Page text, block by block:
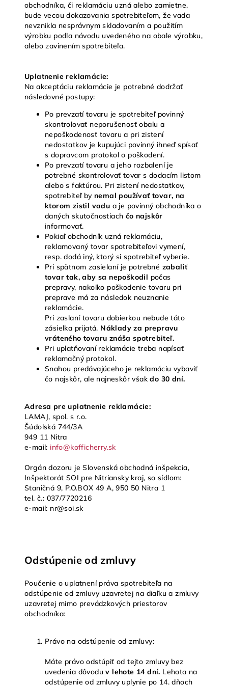
obchodníka, či reklamáciu uzná alebo zamietne,
bude vecou dokazovania spotrebiteľom, že vada
nevznikla nesprávnym skladovaním a použitím
výrobku podľa návodu uvedeného na obale výrobku,
alebo zavinením spotrebiteľa.
Uplatnenie reklamácie:
Na akceptáciu reklamácie je potrebné dodržať
následovné postupy:
Po prevzatí tovaru je spotrebiteľ povinný
skontrolovať neporušenosť obalu a
nepoškodenosť tovaru a pri zistení
nedostatkov je kupujúci povinný ihneď spísať
s dopravcom protokol o poškodení.
Po prevzatí tovaru a jeho rozbalení je
potrebné skontrolovať tovar s dodacím listom
alebo s faktúrou. Pri zistení nedostatkov,
spotrebiteľ bynemal používať tovar, na
ktorom zistil vadu a je povinný obchodníka o
daných skutočnostiach čo najskôr
informovať.
Pokiaľ obchodník uzná reklamáciu,
reklamovaný tovar spotrebiteľovi vymení,
resp. dodá iný, ktorý si spotrebiteľ vyberie.
Pri spätnom zasielaní je potrebné zabaliť
tovar tak, aby sa nepoškodil počas
prepravy, nakoľko poškodenie tovaru pri
preprave má za následok neuznanie
reklamácie.
Pri zaslaní tovaru dobierkou nebude táto
zásielka prijatá. Náklady za prepravu
vráteného tovaru znáša spotrebiteľ.
Pri uplatňovaní reklamácie treba napísať
reklamačný protokol.
Snahou predávajúceho je reklamáciu vybaviť
čo najskôr, ale najneskôr všakdo 30 dní.
Adresa pre uplatnenie reklamácie:
LAMAJ, spol. s r.o.
Šúdolská 744/3A
949 11 Nitra
e-mail: info@kofficherry.sk
Orgán dozoru je Slovenská obchodná inšpekcia,
Inšpektorát SOI pre Nitriansky kraj, so sídlom:
Staničná 9, P.O.BOX 49 A, 950 50 Nitra 1
tel. č.: 037/7720216
e-mail: nr@soi.sk
Odstúpenie od zmluvy
Poučenie o uplatnení práva spotrebiteľa na
odstúpenie od zmluvy uzavretej na diaľku a zmluvy
uzavretej mimo prevádzkových priestorov
obchodníka:
Právo na odstúpenie od zmluvy:
Máte právo odstúpiť od tejto zmluvy bez
uvedenia dôvoduv lehote 14 dní. Lehota na
odstúpenie od zmluvy uplynie po 14. dňoch